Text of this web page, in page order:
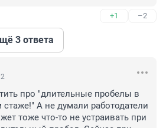
+1 –2
3 ответа
про "длительные пробелы в
А не думали работодатели
тоже что-то не устраивать при